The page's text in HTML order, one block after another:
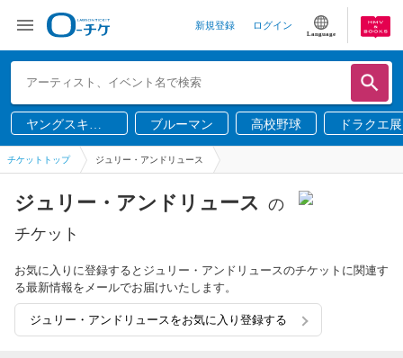
新規登録 ログイン
Language
ヤングスキニ
ー
ブルーマン 高校野球 ドラクエ展
チケットトップ ジュリー・アンドリュース
ジュリー・アンドリュース の
チケット
お気に入りに登録するとジュリー・アンドリュースのチケットに関連す
る最新情報をメールでお届けいたします。
ジュリー・アンドリュースをお気に入り登録する